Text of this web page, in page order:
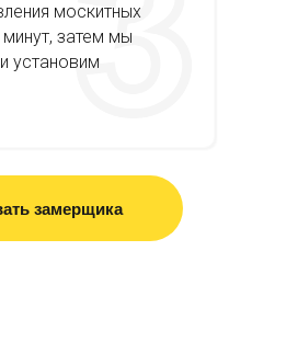
москитных
затем мы
установим
замерщика